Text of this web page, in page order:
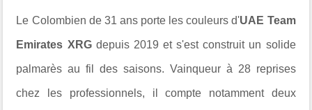
Le Colombien de 31 ans porte les couleurs d'UAE Team
Emirates XRGdepuis 2019 et s'est construit un solide
palmarès au fil des saisons. Vainqueur à 28 reprises
chez les professionnels, il compte notamment deux